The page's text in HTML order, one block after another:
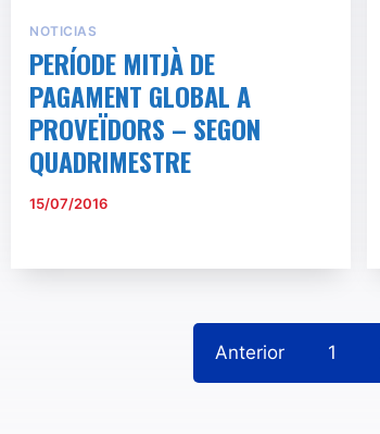
NOTICIAS
PERÍODE MITJÀ DE
PAGAMENT GLOBAL A
PROVEÏDORS – SEGON
QUADRIMESTRE
15/07/2016
Anterior 1